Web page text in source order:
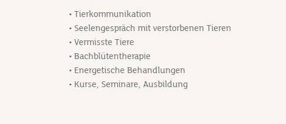
• Tierkommunikation
• Seelengespräch mit verstorbenen Tieren
• Vermisste Tiere
• Bachblütentherapie
• Energetische Behandlungen
• Kurse, Seminare, Ausbildung